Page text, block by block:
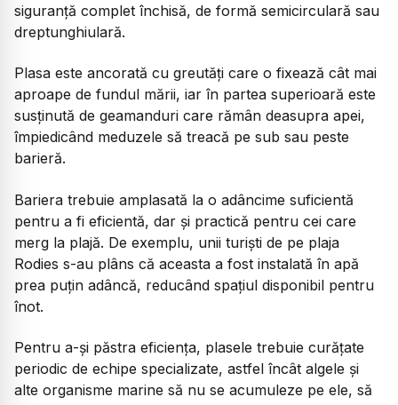
siguranță complet închisă, de formă semicirculară sau
dreptunghiulară.
Plasa este ancorată cu greutăți care o fixează cât mai
aproape de fundul mării, iar în partea superioară este
susținută de geamanduri care rămân deasupra apei,
împiedicând meduzele să treacă pe sub sau peste
barieră.
Bariera trebuie amplasată la o adâncime suficientă
pentru a fi eficientă, dar și practică pentru cei care
merg la plajă. De exemplu, unii turiști de pe plaja
Rodies s-au plâns că aceasta a fost instalată în apă
prea puțin adâncă, reducând spațiul disponibil pentru
înot.
Pentru a-și păstra eficiența, plasele trebuie curățate
periodic de echipe specializate, astfel încât algele și
alte organisme marine să nu se acumuleze pe ele, să